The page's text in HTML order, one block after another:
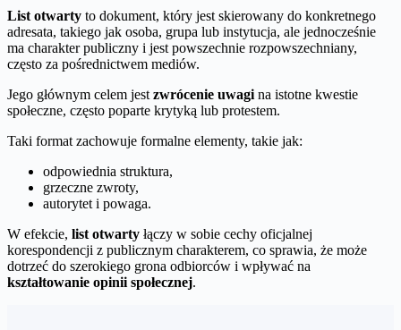
List otwarty to dokument, który jest skierowany do konkretnego
adresata, takiego jak osoba, grupa lub instytucja, ale jednocześnie
ma charakter publiczny i jest powszechnie rozpowszechniany,
często za pośrednictwem mediów.
Jego głównym celem jest zwrócenie uwagi na istotne kwestie
społeczne, często poparte krytyką lub protestem.
Taki format zachowuje formalne elementy, takie jak:
odpowiednia struktura,
grzeczne zwroty,
autorytet i powaga.
W efekcie, list otwarty łączy w sobie cechy oficjalnej
korespondencji z publicznym charakterem, co sprawia, że może
dotrzeć do szerokiego grona odbiorców i wpływać na
kształtowanie opinii społecznej.